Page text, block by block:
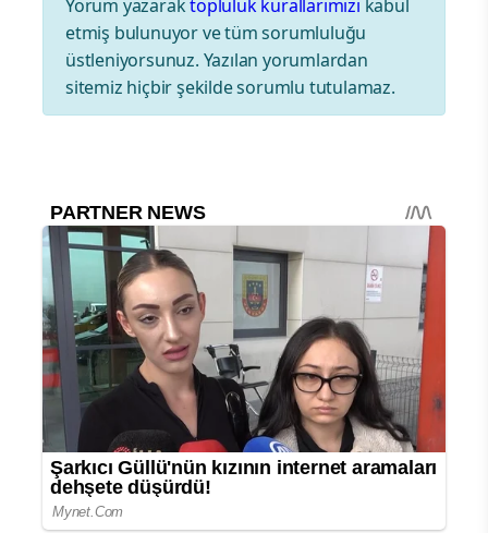
Yorum yazaraktopluluk kurallarımızı kabul
etmiş bulunuyor ve tüm sorumluluğu
üstleniyorsunuz. Yazılan yorumlardan
sitemiz hiçbir şekilde sorumlu tutulamaz.